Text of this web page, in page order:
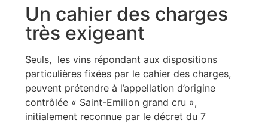
Un cahier des charges
très exigeant
Seuls, les vins répondant aux dispositions
particulières fixées par le cahier des charges,
peuvent prétendre à l’appellation d’origine
contrôlée « Saint-Emilion grand cru »,
initialement reconnue par le décret du 7